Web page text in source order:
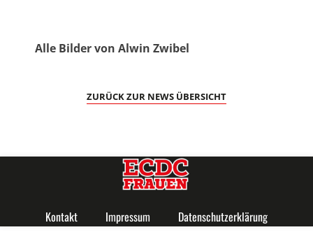
Alle Bilder von Alwin Zwibel
ZURÜCK ZUR NEWS ÜBERSICHT
Kontakt Impressum Datenschutzerklärung